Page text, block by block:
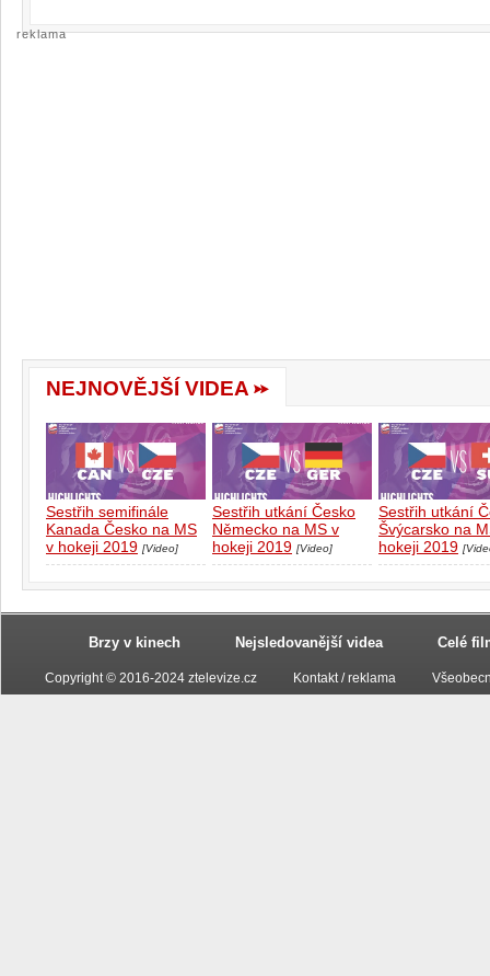
reklama
NEJNOVĚJŠÍ VIDEA
Sestřih semifinále
Kanada Česko na MS
v hokeji 2019 [Video]
Sestřih utkání Česko
Německo na MS v
hokeji 2019 [Video]
Sestřih utkání
Švýcarsko na
hokeji 2019
Brzy v kinech Nejsledovanější videa Celé
Copyright © 2016-2024 ztelevize.cz Kontakt / reklama